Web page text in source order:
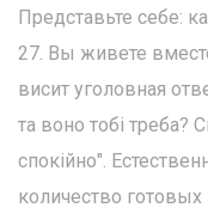
Представьте себе:
27. Вы живете
висит уголовная
та воно тобі треба?
спокійно".
количество готовых